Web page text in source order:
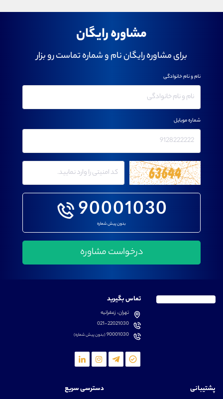
مشاوره رایگان
برای مشاوره رایگان نام و شماره تماست رو بزار
90001030
بدون پیش شماره
نام و نام خانوادگی
شماره موبایل
تماس بگیرید
تهران، زعفرانیه
021-22021030
90001030(بدون پیش شماره)
پشتیبانی دسترسی سریع